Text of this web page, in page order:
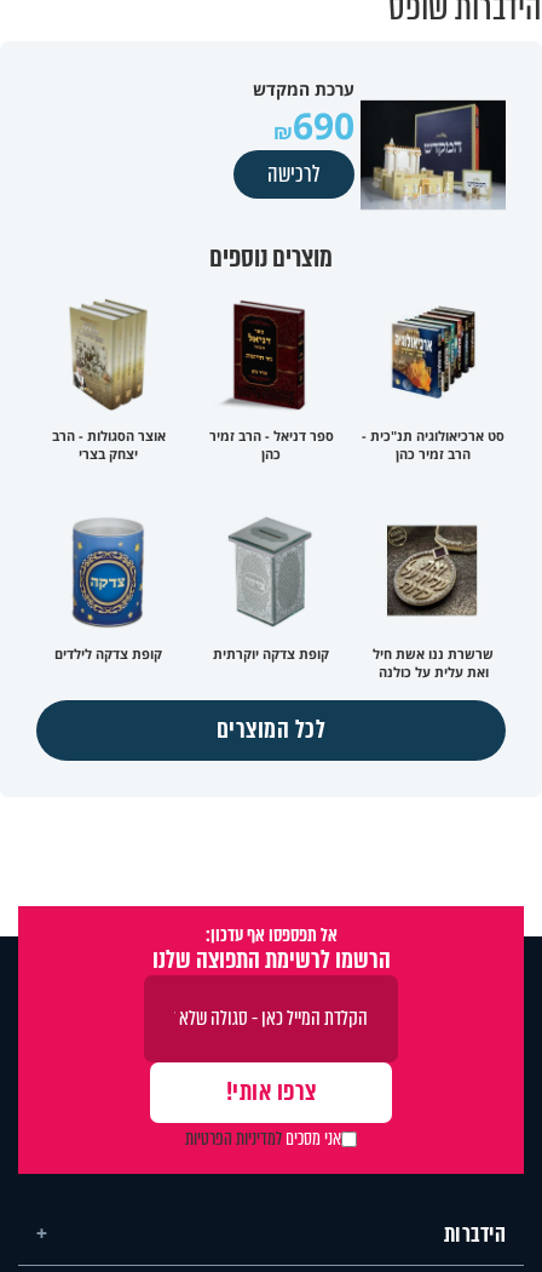
ערכת המקדש
690
לרכישה
מוצרים נוספים
סט ארכיאולוגיה תנ"כית -
הרב זמיר כהן
ספר דניאל - הרב זמיר
כהן
אוצר הסגולות - הרב
יצחק בצרי
שרשרת ננו אשת חיל
ואת עלית על כולנה
קופת צדקה יוקרתית קופת צדקה לילדים
לכל המוצרים
אל תפספסו אף עדכון:
הרשמו לרשימת התפוצה שלנו
אני מסכיםלמדיניות הפרטיות
הידברות